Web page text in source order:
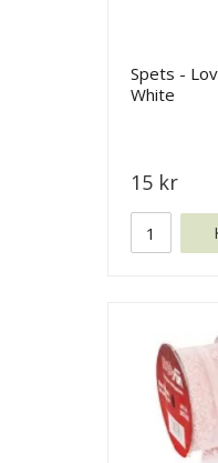
Spets -
White
15 kr